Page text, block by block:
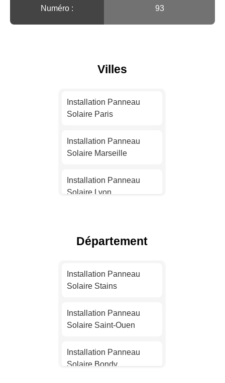
Numéro : 93
Villes
Installation Panneau
Solaire Paris
Installation Panneau
Solaire Marseille
Installation Panneau
Solaire Lyon
Solaire Nice
Solaire Nantes
Solaire Strasbourg
Département
Installation Panneau
Solaire Stains
Installation Panneau
Solaire Saint-Ouen
Installation Panneau
Solaire Bondy